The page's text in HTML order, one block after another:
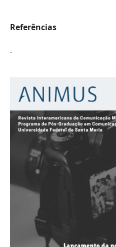
Referências
.